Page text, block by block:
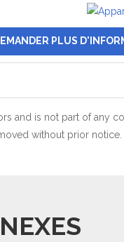
PLUS
and is not part of any
without prior notice.